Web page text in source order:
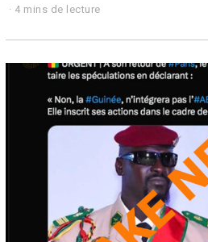
é
m
b
e
2
4 mins de lecture